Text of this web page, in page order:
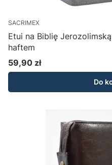
SACRIMEX
Etui na Biblię
haftem
Cena
59,90 zł
Do